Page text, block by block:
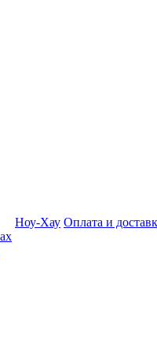
Ноу-Хау Оплата и